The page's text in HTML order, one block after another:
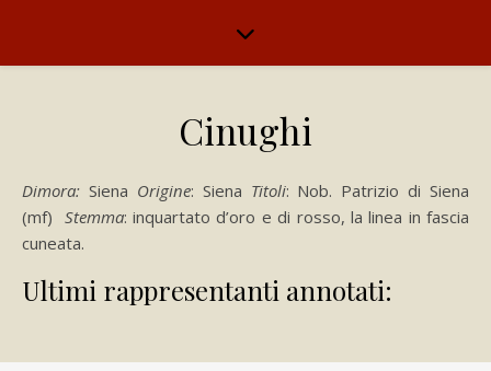
Cinughi
Dimora: Siena Origine: Siena Titoli: Nob. Patrizio di Siena
(mf) Stemma: inquartato d’oro e di rosso, la linea in fascia
cuneata.
Ultimi rappresentanti annotati: